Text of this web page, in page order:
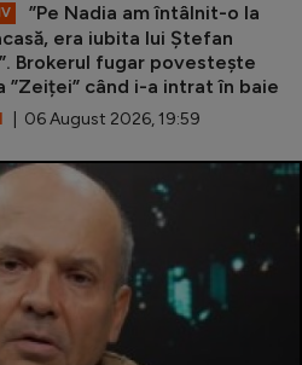
”Pe Nadia am întâlnit-o la
era iubita lui Ștefan
Brokerul fugar povestește
”Zeiței” când i-a intrat în baie
| 06 August 2026, 19:59